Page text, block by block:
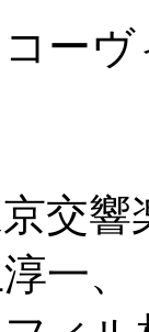
コー
交
一、